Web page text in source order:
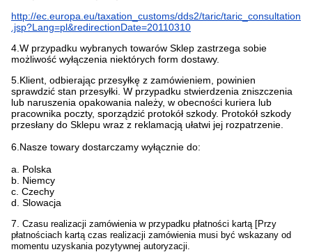
http://ec.europa.eu/taxation_customs/dds2/taric/taric_consultation
.jsp?Lang=pl&redirectionDate=20110310
4.W przypadku wybranych towarów Sklep zastrzega sobie
możliwość wyłączenia niektórych form dostawy.
5.Klient, odbierając przesyłkę z zamówieniem, powinien
sprawdzić stan przesyłki. W przypadku stwierdzenia zniszczenia
lub naruszenia opakowania należy, w obecności kuriera lub
pracownika poczty, sporządzić protokół szkody. Protokół szkody
przesłany do Sklepu wraz z reklamacją ułatwi jej rozpatrzenie.
6.Nasze towary dostarczamy wyłącznie do:
a. Polska
b. Niemcy
c. Czechy
d. Slowacja
7. Czasu realizacji zamówienia w przypadku płatności kartą [Przy
płatnościach kartą czas realizacji zamówienia musi być wskazany od
momentu uzyskania pozytywnej autoryzacji.